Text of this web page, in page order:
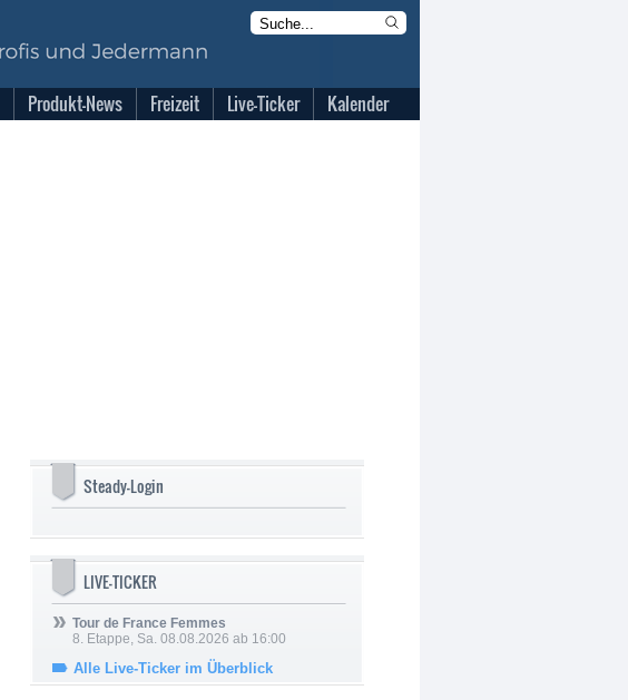
Produkt-News Freizeit Live-Ticker Kalender
Steady-Login
LIVE-TICKER
Tour de France Femmes
8. Etappe, Sa. 08.08.2026 ab 16:00
Alle Live-Ticker im Überblick